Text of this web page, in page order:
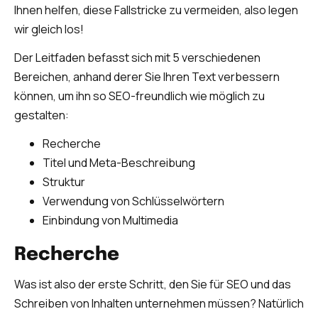
Ihnen helfen, diese Fallstricke zu vermeiden, also legen
wir gleich los!
Der Leitfaden befasst sich mit 5 verschiedenen
Bereichen, anhand derer Sie Ihren Text verbessern
können, um ihn so SEO-freundlich wie möglich zu
gestalten:
Recherche
Titel und Meta-Beschreibung
Struktur
Verwendung von Schlüsselwörtern
Einbindung von Multimedia
Recherche
Was ist also der erste Schritt, den Sie für SEO und das
Schreiben von Inhalten unternehmen müssen? Natürlich